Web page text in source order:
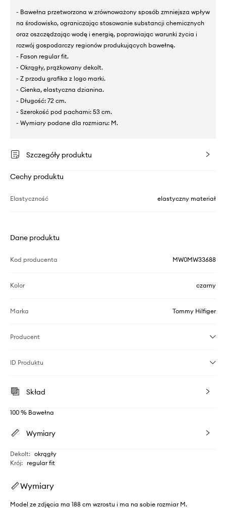
- Bawełna przetworzona w zrównoważony sposób zmniejsza wpływ
na środowisko, ograniczając stosowanie substancji chemicznych
oraz oszczędzając wodę i energię, poprawiając warunki życia i
rozwój gospodarczy regionów produkujących bawełnę.
- Fason regular fit.
- Okrągły, prążkowany dekolt.
- Z przodu grafika z logo marki.
- Cienka, elastyczna dzianina.
- Długość: 72 cm.
- Szerokość pod pachami: 53 cm.
- Wymiary podane dla rozmiaru: M.
Szczegóły produktu
Cechy produktu
Elastyczność elastyczny materiał
Dane produktu
Kod producenta MW0MW33688
Kolor czarny
Marka Tommy Hilfiger
Producent
ID Produktu
Skład
100 % Bawełna
Wymiary
Dekolt: okrągły
Krój: regular fit
Wymiary
Model ze zdjęcia ma 188 cm wzrostu i ma na sobie rozmiar M.